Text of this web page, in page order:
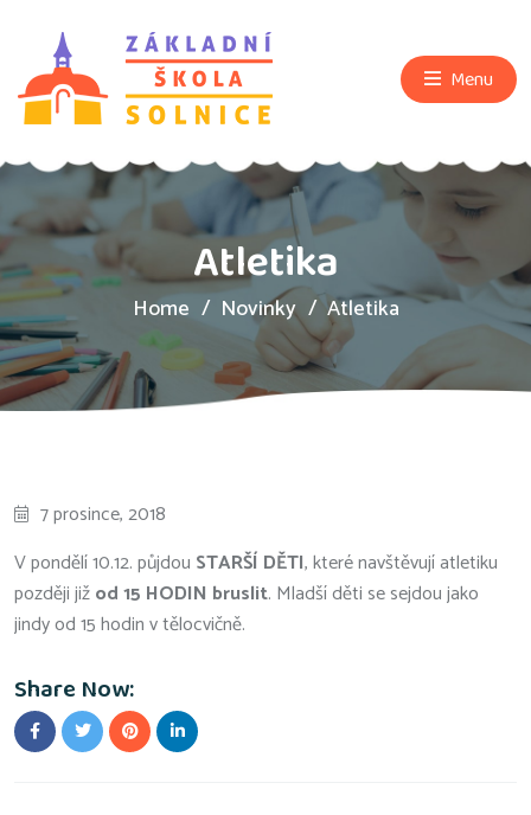
Menu
Atletika
Home Novinky Atletika
7 prosince, 2018
V pondělí 10.12. půjdou STARŠÍ DĚTI, které navštěvují atletiku
později jižod 15 HODIN bruslit. Mladší děti se sejdou jako
jindy od 15 hodin v tělocvičně.
Share Now: